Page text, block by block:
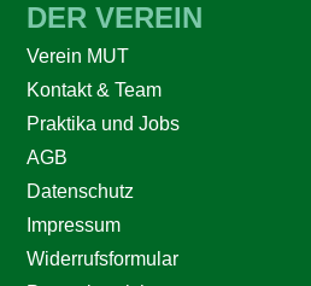
DER VEREIN
Verein MUT
Kontakt & Team
Praktika und Jobs
AGB
Datenschutz
Impressum
Widerrufsformular